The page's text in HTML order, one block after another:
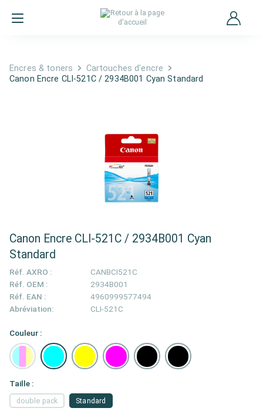
Encres & toners
Cartouches d'encre
Canon Encre CLI-521C / 2934B001 Cyan Standard
Canon Encre CLI-521C / 2934B001 Cyan
Standard
Réf. AXRO :
CANBCI521C
Réf. OEM :
2934B001
Réf. EAN :
4960999577494
Abréviation:
CLI-521C
Couleur :
Taille :
Standard
double pack